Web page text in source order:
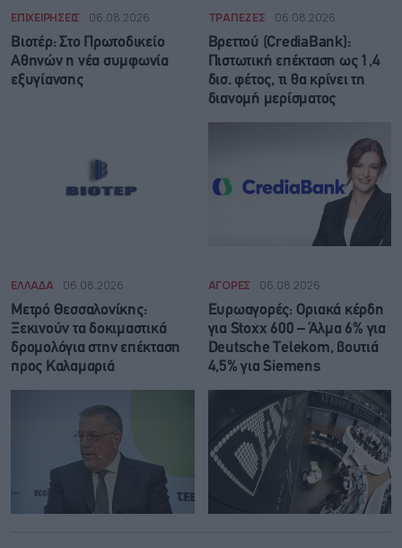
ΕΠΙΧΕΙΡΗΣΕΙΣ 06.08.2026
Βιοτέρ: Στο Πρωτοδικείο
Αθηνών η νέα συμφωνία
εξυγίανσης
ΤΡΑΠΕΖΕΣ 06.08.2026
Βρεττού (CrediaBank):
Πιστωτική επέκταση ως 1,4
δισ. φέτος, τι θα κρίνει τη
διανομή μερίσματος
ΕΛΛΑΔΑ 06.08.2026
Μετρό Θεσσαλονίκης:
Ξεκινούν τα δοκιμαστικά
δρομολόγια στην επέκταση
προς Καλαμαριά
ΑΓΟΡΕΣ 06.08.2026
Ευρωαγορές: Οριακά κέρδη
για Stoxx 600 – Άλμα 6% για
Deutsche Telekom, βουτιά
4,5% για Siemens